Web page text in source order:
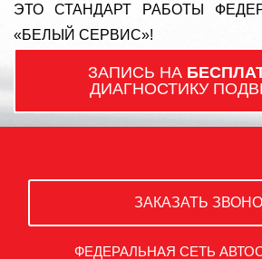
ЭТО СТАНДАРТ РАБОТЫ
«БЕЛЫЙ СЕРВИС»!
ЗАПИСЬ НА
ДИАГНОСТИКУ
ЗАКАЗАТЬ
ФЕДЕРАЛЬНАЯ СЕТЬ